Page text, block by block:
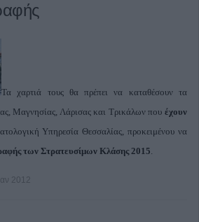
Τα χαρτιά τους θα πρέπει να καταθέσουν τα
Μαγνησίας, Λάρισας και Τρικάλων που έχουν
Υπηρεσία Θεσσαλίας, προκειμένου να
των Στρατευσίμων Κλάσης 2015.
2012